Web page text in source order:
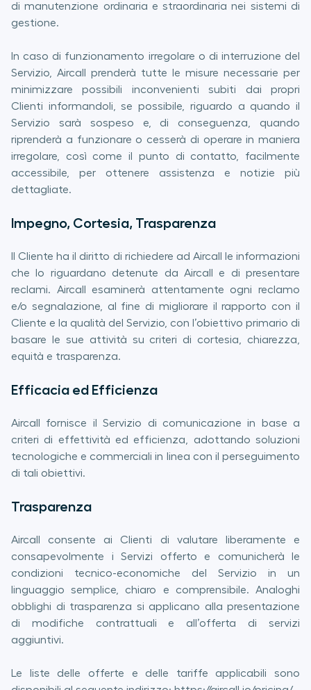
di manutenzione ordinaria e straordinaria nei sistemi di
gestione.
In caso di funzionamento irregolare o di interruzione del
Servizio, Aircall prenderà tutte le misure necessarie per
minimizzare possibili inconvenienti subiti dai propri
Clienti informandoli, se possibile, riguardo a quando il
Servizio sarà sospeso e, di conseguenza, quando
riprenderà a funzionare o cesserà di operare in maniera
irregolare, così come il punto di contatto, facilmente
accessibile, per ottenere assistenza e notizie più
dettagliate.
Impegno, Cortesia, Trasparenza
Il Cliente ha il diritto di richiedere ad Aircall le informazioni
che lo riguardano detenute da Aircall e di presentare
reclami. Aircall esaminerà attentamente ogni reclamo
e/o segnalazione, al fine di migliorare il rapporto con il
Cliente e la qualità del Servizio, con l’obiettivo primario di
basare le sue attività su criteri di cortesia, chiarezza,
equità e trasparenza.
Efficacia ed Efficienza
Aircall fornisce il Servizio di comunicazione in base a
criteri di effettività ed efficienza, adottando soluzioni
tecnologiche e commerciali in linea con il perseguimento
di tali obiettivi.
Trasparenza
Aircall consente ai Clienti di valutare liberamente e
consapevolmente i Servizi offerto e comunicherà le
condizioni tecnico-economiche del Servizio in un
linguaggio semplice, chiaro e comprensibile. Analoghi
obblighi di trasparenza si applicano alla presentazione
di modifiche contrattuali e all’offerta di servizi
aggiuntivi.
Le liste delle offerte e delle tariffe applicabili sono